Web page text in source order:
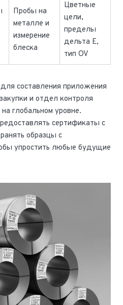
Пробы на
металле и
измерение
блеска
Цветные
цели,
пределы
дельта E,
тип OV
составления приложения
и отдел контроля
глобальном уровне.
сертификаты с
образцы с
упростить любые будущие